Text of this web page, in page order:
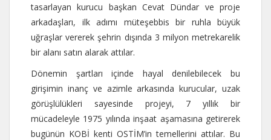
tasarlayan kurucu başkan Cevat Dündar ve proje
arkadaşları, ilk adımı müteşebbis bir ruhla büyük
uğraşlar vererek şehrin dışında 3 milyon metrekarelik
bir alanı satın alarak attılar.
Dönemin şartları içinde hayal denilebilecek bu
girişimin inanç ve azimle arkasında kurucular, uzak
görüşlülükleri sayesinde projeyi, 7 yıllık bir
mücadeleyle 1975 yılında inşaat aşamasına getirerek
bugünün KOBİ kenti OSTİM’in temellerini attılar. Bu